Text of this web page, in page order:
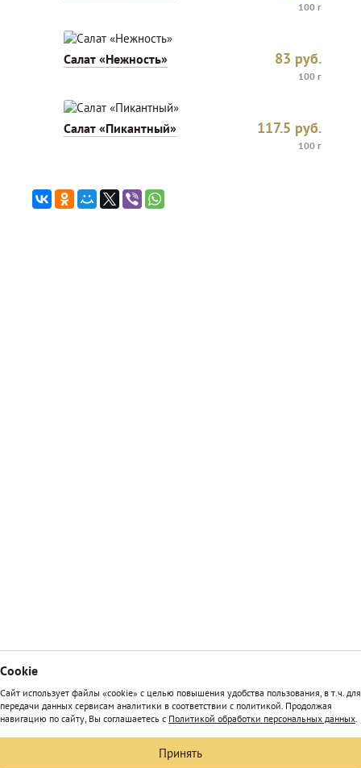
100 г
Салат «Нежность» 83 руб.
100 г
Салат «Пикантный» 117.5 руб.
100 г
Сookie
Сайт использует файлы «cookie» с целью повышения удобства пользования, в т.ч. для
передачи данных сервисам аналитики в соответствии с политикой. Продолжая
навигацию по сайту, Вы соглашаетесь с Политикой обработки персональных данных.
Принять